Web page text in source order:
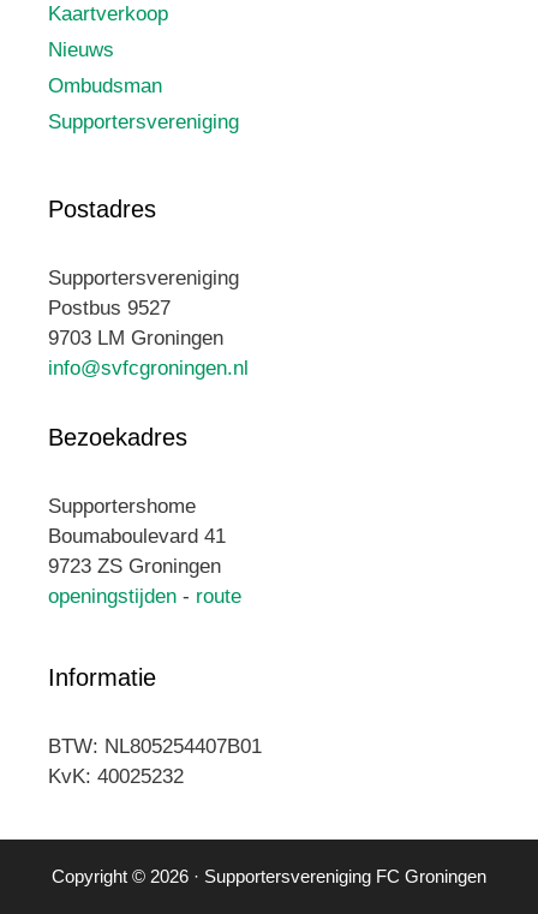
Kaartverkoop
Nieuws
Ombudsman
Supportersvereniging
Postadres
Supportersvereniging
Postbus 9527
9703 LM Groningen
info@svfcgroningen.nl
Bezoekadres
Supportershome
Boumaboulevard 41
9723 ZS Groningen
openingstijden - route
Informatie
BTW: NL805254407B01
KvK: 40025232
Copyright © 2026 · Supportersvereniging FC Groningen